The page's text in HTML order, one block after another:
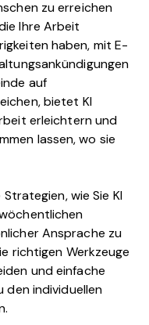
zu erreichen
Ihre Arbeit
haben, mit E-
auf
bietet KI
erleichtern und
lassen, wo sie
wie Sie KI
Ansprache zu
richtigen Werkzeuge
und einfache
den individuellen